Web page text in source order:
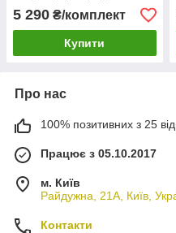
5 290 ₴/комплект
Купити
Про нас
100% позитивних з 25
Працює з 05.10.2017
м. Київ
Райдужна, 21А, Київ,
Контакти